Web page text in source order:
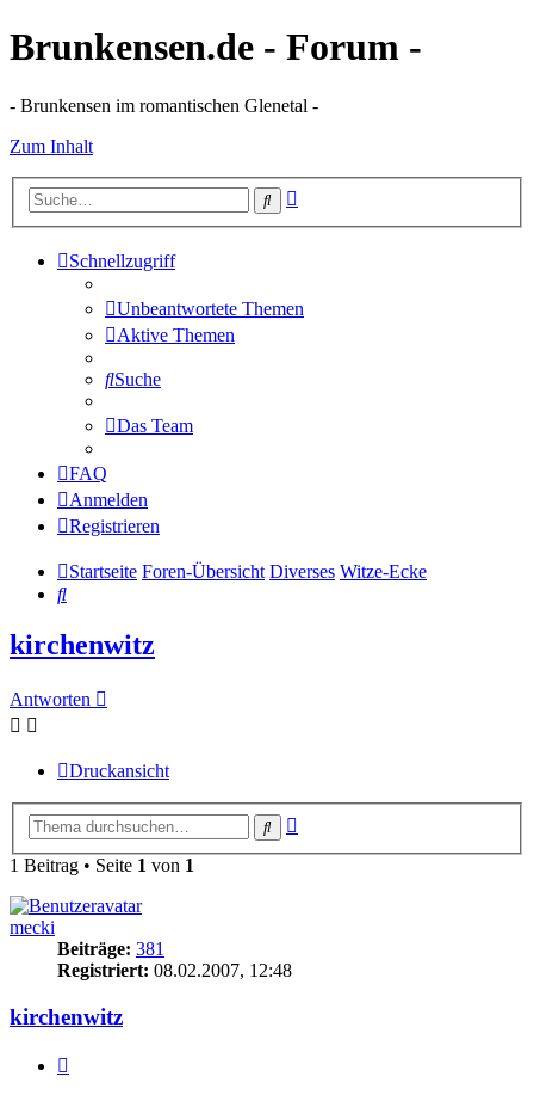
Brunkensen.de - Forum -
- Brunkensen im romantischen Glenetal -
Zum Inhalt
Suche
Schnellzugriff
Unbeantwortete Themen
Aktive Themen
Suche
Das Team
FAQ
Anmelden
Registrieren
Startseite Foren-Übersicht Diverses Witze-Ecke
Suche
kirchenwitz
Antworten
Druckansicht
Suche
1 Beitrag • Seite 1 von 1
mecki
Beiträge: 381
Registriert: 08.02.2007, 12:48
kirchenwitz